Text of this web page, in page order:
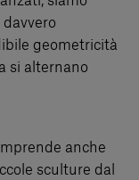
geometricità
si alternano
anche
sculture dal